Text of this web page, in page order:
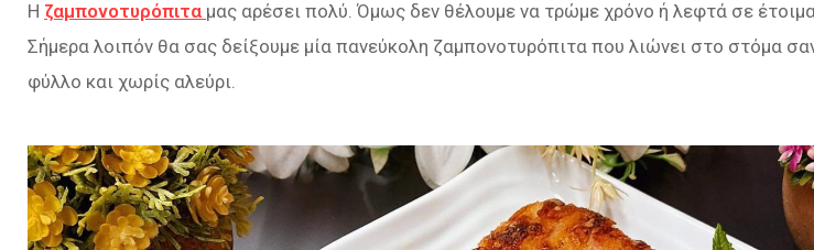
Η ζαμπονοτυρόπιτα μας αρέσει πολύ. Όμως δεν θέλουμε να τρώμε χρόνο ή λεφτά σε
Σήμερα λοιπόν θα σας δείξουμε μία πανεύκολη ζαμπονοτυρόπιτα που λιώνει στο στόμα
φύλλο και χωρίς αλεύρι.